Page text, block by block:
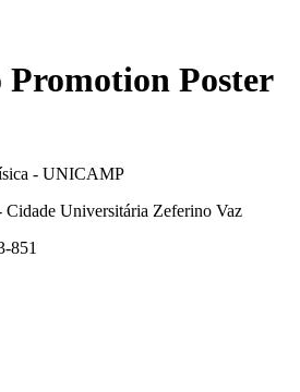
Poster
- UNICAMP
Universitária Zeferino Vaz
851